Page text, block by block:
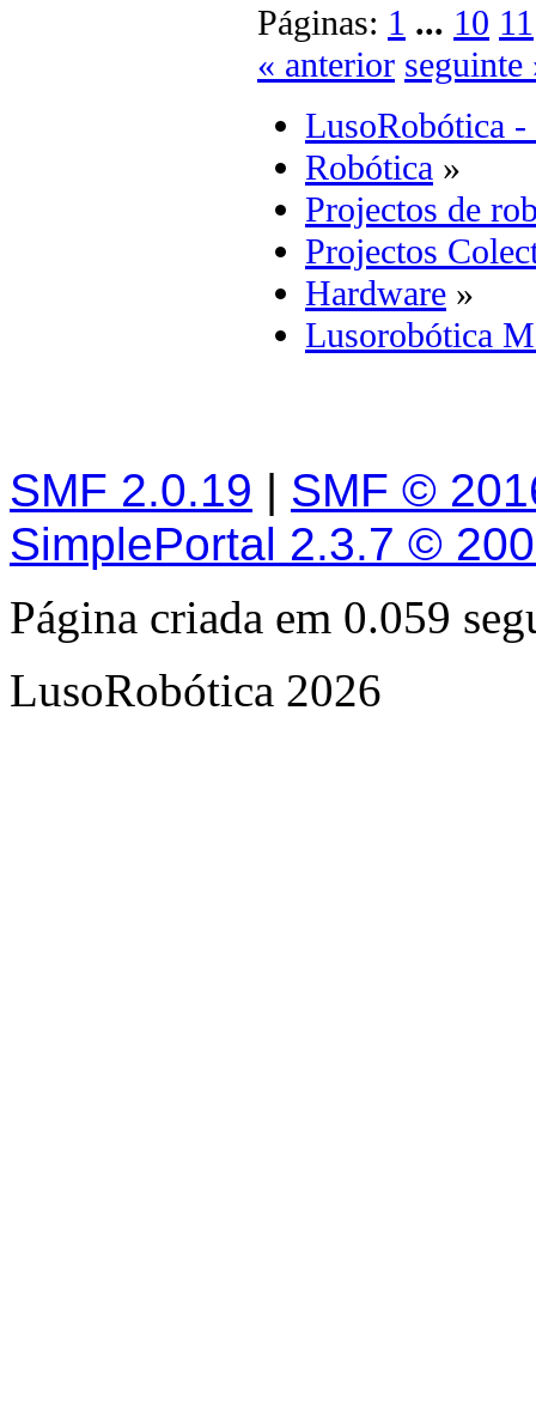
Páginas: 1 ... 10 11
« anterior seguinte
LusoRobótica -
Robótica »
Projectos de
Projectos
Hardware »
Lusorobótica
SMF 2.0.19 | SMF ©
SimplePortal 2.3.7 ©
Página criada em 0.059
LusoRobótica 2026